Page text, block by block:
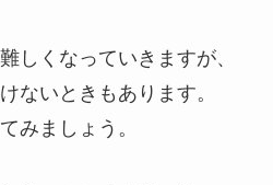
しくなっていきますが、
ないときもあります。
みましょう。